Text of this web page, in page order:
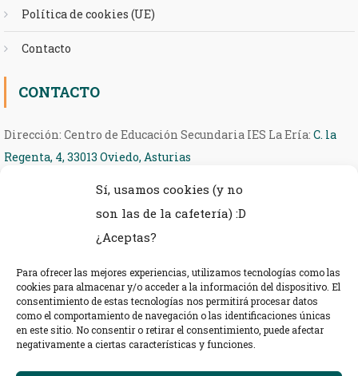
Sí, usamos cookies (y no
son las de la cafetería) :D
¿Aceptas?
Para ofrecer las mejores experiencias, utilizamos tecnologías como las
cookies para almacenar y/o acceder a la información del dispositivo. El
consentimiento de estas tecnologías nos permitirá procesar datos
como el comportamiento de navegación o las identificaciones únicas
en este sitio. No consentir o retirar el consentimiento, puede afectar
negativamente a ciertas características y funciones.
Política de cookies (UE)
Contacto
CONTACTO
Dirección: Centro de Educación Secundaria IES La Ería: C. la
Regenta, 4, 33013 Oviedo, Asturias
Teléfono: 985 27 36 54
eMail: ieseria@educastur.org